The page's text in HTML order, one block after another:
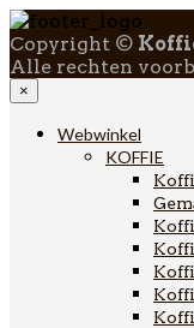
Copyright ©
Alle rechten
×
Webwinkel
KOFFIE